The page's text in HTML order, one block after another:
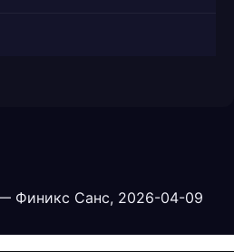
Финикс Санс, 2026-04-09